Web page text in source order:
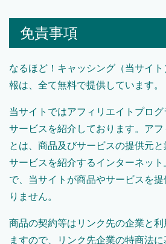
免責事項
なるほど！キャッシング（当サイ
報は、全て無料で提供しています。
当サイトではアフィリエイトプロ
サービスを紹介しております。ア
とは、商品及びサービスの提供元
サービスを紹介するインターネッ
で、当サイトが商品やサービスを
りません。
商品の契約等はリンク先の企業と利
ますので、リンク先企業の特商法